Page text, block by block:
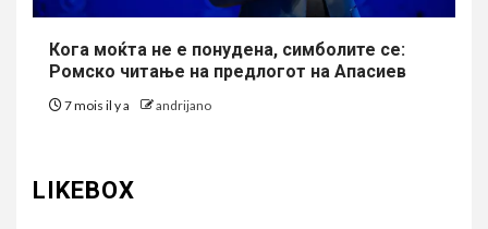
Кога моќта не е понудена, симболите се:
Ромско читање на предлогот на Апасиев
7 mois il y a andrijano
LIKEBOX